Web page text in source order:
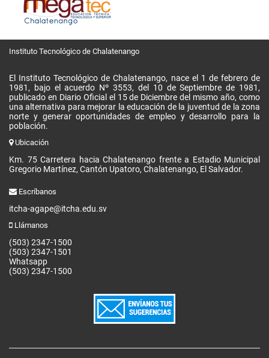
Instituto Tecnológico de Chalatenango
El Instituto Tecnológico de Chalatenango, nace el 1 de febrero de
1981, bajo el acuerdo Nº 3553, del 10 de Septiembre de 1981,
publicado en Diario Oficial el 15 de Diciembre del mismo año, como
una alternativa para mejorar la educación de la juventud de la zona
norte y generar oportunidades de empleo y desarrollo para la
población.
Ubicación
Km. 75 Carretera hacia Chalatenango frente a Estadio Municipal
Gregorio Martínez, Cantón Upatoro, Chalatenango, El Salvador.
Escríbanos
itcha-agape@itcha.edu.sv
Llámanos
(503) 2347-1500
(503) 2347-1501
Whatsapp
(503) 2347-1500